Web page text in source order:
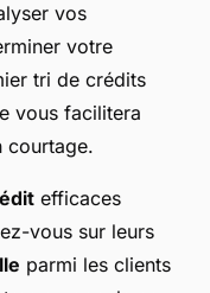
vos
votre
tri de crédits
vous facilitera
courtage.
efficaces
vous sur leurs
parmi les clients